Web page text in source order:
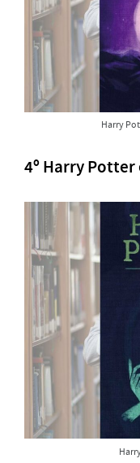
Harry
4º Harry Potter